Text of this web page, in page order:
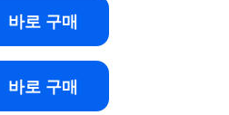
바로 구매
바로 구매